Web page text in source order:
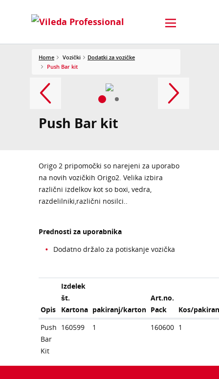
Home Vozički
Dodatki za vozičke
Push Bar kit
Push Bar kit
Origo 2 pripomočki so narejeni za uporabo
na novih vozičkih Origo2. Velika izbira
različni izdelkov kot so boxi, vedra,
razdelilniki,različni nosilci..
Prednosti za uporabnika
Dodatno držalo za potiskanje vozička
Opis
Izdelek
št.
Kartona pakiranj/karton
Art.no.
Pack
Kos/
Push
Bar
Kit
160599 1 160600 1